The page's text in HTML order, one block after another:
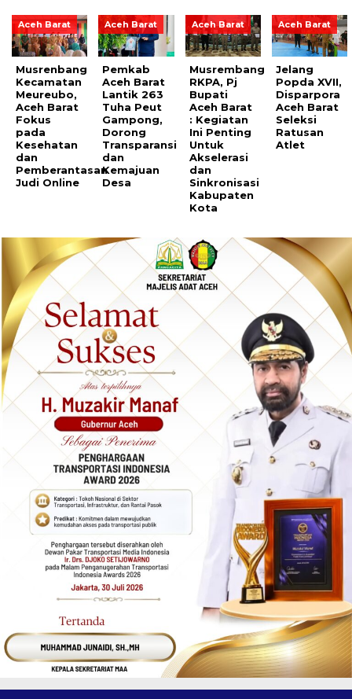
Aceh Barat
Musrenbang
Kecamatan
Meureubo,
Aceh Barat
Fokus
pada
Kesehatan
dan
Pemberantasan
Judi Online
Aceh Barat
Pemkab
Aceh Barat
Lantik 263
Tuha Peut
Gampong,
Dorong
Transparansi
dan
Kemajuan
Desa
Aceh Barat
Musrembang
RKPA, Pj
Bupati
Aceh Barat
: Kegiatan
Ini Penting
Untuk
Akselerasi
dan
Sinkronisasi
Kabupaten
Kota
Aceh Barat
Jelang
Popda XVII,
Disparpora
Aceh Barat
Seleksi
Ratusan
Atlet